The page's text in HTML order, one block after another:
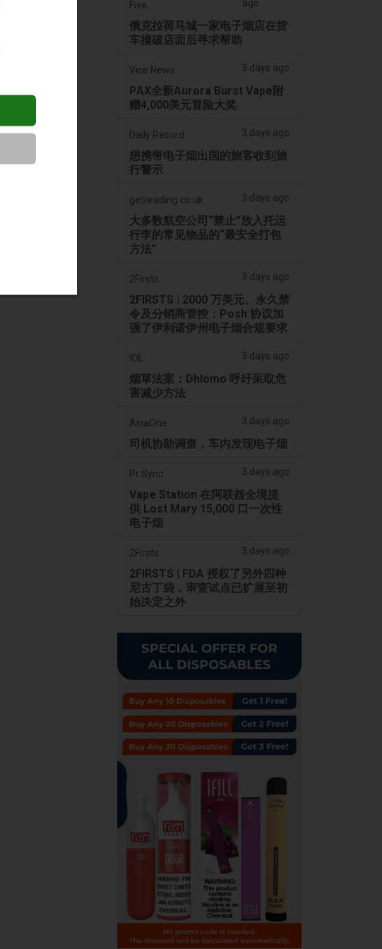
Five ago
俄克拉荷马城一家电子烟店在货
车撞破店面后寻求帮助
Vice News 3 days ago
PAX全新Aurora Burst Vape附
赠4,000美元冒险大奖
Daily Record 3 days ago
想携带电子烟出国的旅客收到旅
行警示
getreading.co.uk 3 days ago
大多数航空公司“禁止”放入托运
行李的常见物品的“最安全打包
方法”
2Firsts 3 days ago
2FIRSTS | 2000 万美元、永久禁
令及分销商管控：Posh 协议加
强了伊利诺伊州电子烟合规要求
IOL 3 days ago
烟草法案：Dhlomo 呼吁采取危
害减少方法
AsiaOne 3 days ago
司机协助调查，车内发现电子烟
Pr Sync 3 days ago
Vape Station 在阿联酋全境提
供 Lost Mary 15,000 口一次性
电子烟
2Firsts 3 days ago
2FIRSTS | FDA 授权了另外四种
尼古丁袋，审查试点已扩展至初
始决定之外